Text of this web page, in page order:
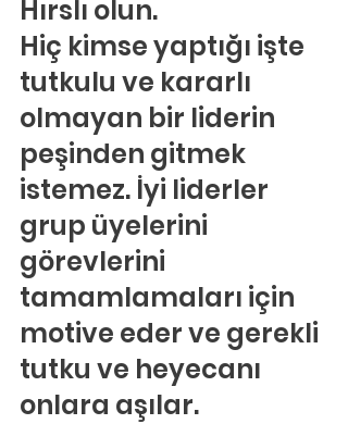
Hırslı olun.
Hiç kimse yaptığı işte
tutkulu ve kararlı
olmayan bir liderin
peşinden gitmek
istemez. İyi liderler
grup üyelerini
görevlerini
tamamlamaları için
motive eder ve gerekli
tutku ve heyecanı
onlara aşılar.